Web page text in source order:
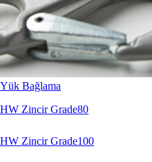
Yük Bağlama
HW Zincir Grade80
HW Zincir Grade100